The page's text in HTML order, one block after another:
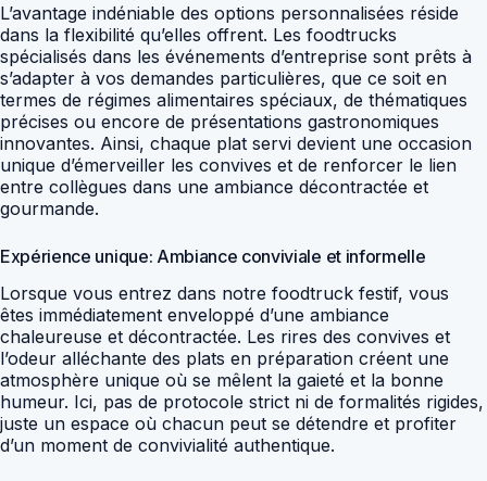
L’avantage indéniable des options personnalisées réside
dans la flexibilité qu’elles offrent. Les foodtrucks
spécialisés dans les événements d’entreprise sont prêts à
s’adapter à vos demandes particulières, que ce soit en
termes de régimes alimentaires spéciaux, de thématiques
précises ou encore de présentations gastronomiques
innovantes. Ainsi, chaque plat servi devient une occasion
unique d’émerveiller les convives et de renforcer le lien
entre collègues dans une ambiance décontractée et
gourmande.
Expérience unique: Ambiance conviviale et informelle
Lorsque vous entrez dans notre foodtruck festif, vous
êtes immédiatement enveloppé d’une ambiance
chaleureuse et décontractée. Les rires des convives et
l’odeur alléchante des plats en préparation créent une
atmosphère unique où se mêlent la gaieté et la bonne
humeur. Ici, pas de protocole strict ni de formalités rigides,
juste un espace où chacun peut se détendre et profiter
d’un moment de convivialité authentique.